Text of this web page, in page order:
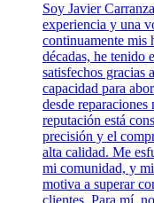
Soy Javier
experiencia y una
continuamente mis
décadas, he tenido
satisfechos gracias
capacidad para
desde
reputación está
precisión y el
alta calidad. Me
mi comunidad, y
motiva a superar